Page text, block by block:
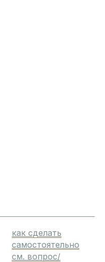
как сделать
самостоятельно
см. вопрос/